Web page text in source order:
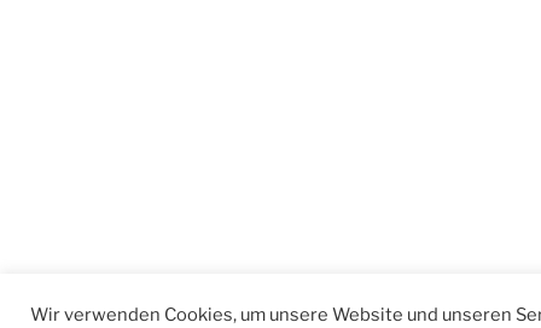
Wir verwenden Cookies, um unsere Website und unseren